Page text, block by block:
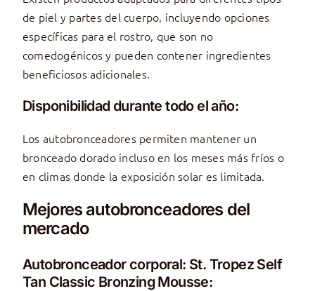
de piel y partes del cuerpo, incluyendo opciones
específicas para el rostro, que son no
comedogénicos y pueden contener ingredientes
beneficiosos adicionales.
Disponibilidad durante todo el año:
Los autobronceadores permiten mantener un
bronceado dorado incluso en los meses más fríos o
en climas donde la exposición solar es limitada.
Mejores autobronceadores del
mercado
Autobronceador corporal: St. Tropez Self
Tan Classic Bronzing Mousse: